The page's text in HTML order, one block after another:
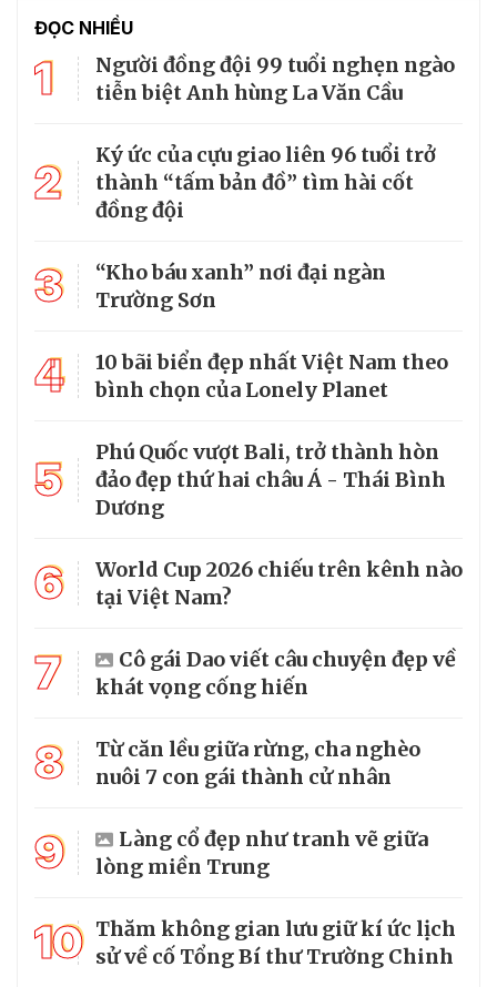
ĐỌC NHIỀU
1
Người đồng đội 99 tuổi nghẹn ngào
tiễn biệt Anh hùng La Văn Cầu
2
Ký ức của cựu giao liên 96 tuổi trở
thành “tấm bản đồ” tìm hài cốt
đồng đội
3
“Kho báu xanh” nơi đại ngàn
Trường Sơn
4
10 bãi biển đẹp nhất Việt Nam theo
bình chọn của Lonely Planet
5
Phú Quốc vượt Bali, trở thành hòn
đảo đẹp thứ hai châu Á - Thái Bình
Dương
6
World Cup 2026 chiếu trên kênh nào
tại Việt Nam?
7
Cô gái Dao viết câu chuyện đẹp về
khát vọng cống hiến
8
Từ căn lều giữa rừng, cha nghèo
nuôi 7 con gái thành cử nhân
9
Làng cổ đẹp như tranh vẽ giữa
lòng miền Trung
10 Thăm không gian lưu giữ kí ức lịch
sử về cố Tổng Bí thư Trường Chinh